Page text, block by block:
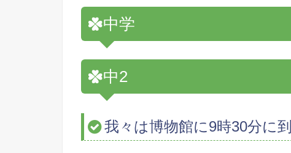
中学
中2
我々は博物館に9時30分に